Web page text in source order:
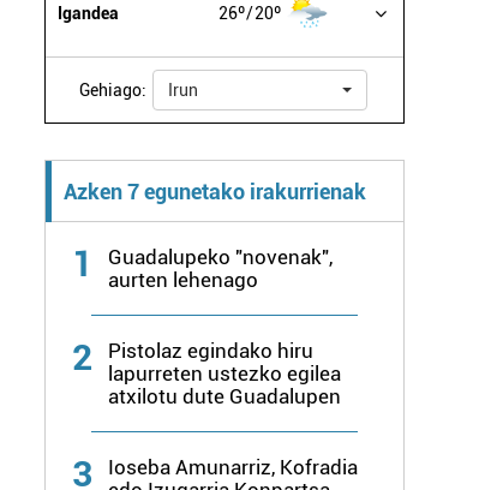
Igandea 26º 20º
Gehiago: Irun
Azken 7 egunetako irakurrienak
1
Guadalupeko "novenak",
aurten lehenago
2
Pistolaz egindako hiru
lapurreten ustezko egilea
atxilotu dute Guadalupen
3
Ioseba Amunarriz, Kofradia